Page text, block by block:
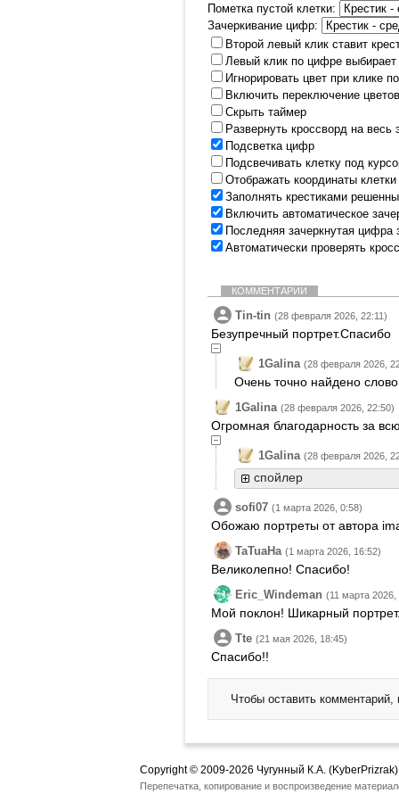
Пометка пустой клетки:
Зачеркивание цифр:
Второй левый клик ставит
Левый клик по цифре выбирает
Игнорировать цвет при клике
Включить переключение
Скрыть таймер
Развернуть кроссворд на
Подсветка цифр
Подсвечивать клетку под
Отображать координаты
Заполнять крестиками
Включить автоматическое
Последняя зачеркнутая цифра
Автоматически проверять
КОММЕНТАРИИ
Tin-tin (28 февраля 2026, 22:11)
Безупречный портрет.Спасибо
1Galina (28 февраля 2026,
Очень точно найдено
1Galina (28 февраля 2026, 22:50)
Огромная благодарность за
1Galina (28 февраля 2026,
спойлер
sofi07 (1 марта 2026, 0:58)
Обожаю портреты от автора
TaTuaHa (1 марта 2026, 16:52)
Великолепно! Спасибо!
Eric_Windeman (11 марта 2026,
Мой поклон! Шикарный
Tte (21 мая 2026, 18:45)
Спасибо!!
Чтобы оставить
Copyright © 2009-2026 Чугунный К.А. (KyberPrizrak)
Перепечатка, копирование и воспроизведение